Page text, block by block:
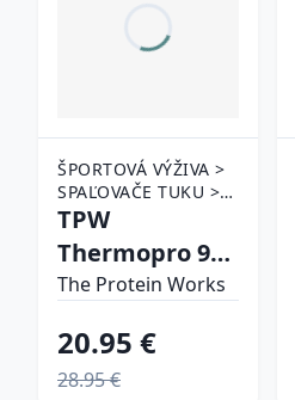
ŠPORTOVÁ VÝŽIVA >
SPAĽOVAČE TUKU >
TERMO SPAĽOVAČE
TPW
Thermopro 90
tab.
The Protein Works
20.95 €
28.95 €